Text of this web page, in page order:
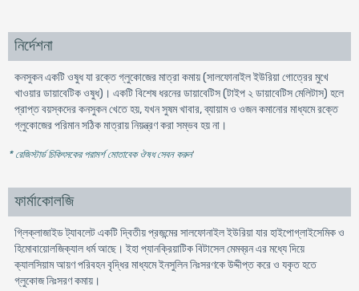
নির্দেশনা
কনসুকন একটি ওষুধ যা রক্তে গ্লুকোজের মাত্রা কমায় (সালফোনাইল ইউরিয়া গোত্রের মুখে
খাওয়ার ডায়াবেটিক ওষুধ)। একটি বিশেষ ধরনের ডায়াবেটিস (টাইপ ২ ডায়াবেটিস মেলিটাস) হলে
প্রাপ্ত বয়স্কদের কনসুকন খেতে হয়, যখন সুষম খাবার, ব্যায়াম ও ওজন কমানোর মাধ্যমে রক্তে
গ্লুকোজের পরিমান সঠিক মাত্রায় নিয়ন্ত্রণ করা সম্ভব হয় না।
* রেজিস্টার্ড চিকিৎসকের পরামর্শ মোতাবেক ঔষধ সেবন করুন'
ফার্মাকোলজি
গ্লিক্লাজাইড ট্যাবলেট একটি দ্বিতীয় প্রজন্মের সালফোনাইল ইউরিয়া যার হাইপোগ্লাইসেমিক ও
হিমোবায়োলজিক্যাল ধর্ম আছে। ইহা প্যানক্রিয়াটিক বিটাসেল মেমব্রন এর মধ্যে দিয়ে
ক্যালসিয়াম আয়ণ পরিবহন বৃদ্ধির মাধ্যমে ইনসুলিন নিঃসরণকে উদ্দীপ্ত করে ও যকৃত হতে
গ্লুকোজ নিঃসরণ কমায়।